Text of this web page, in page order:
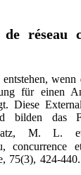
réseau
für einen
Diese
bilden das
M. L. et
concurrence
75(3), 424-440.